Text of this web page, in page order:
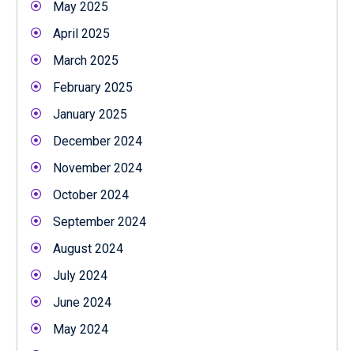
May 2025
April 2025
March 2025
February 2025
January 2025
December 2024
November 2024
October 2024
September 2024
August 2024
July 2024
June 2024
May 2024